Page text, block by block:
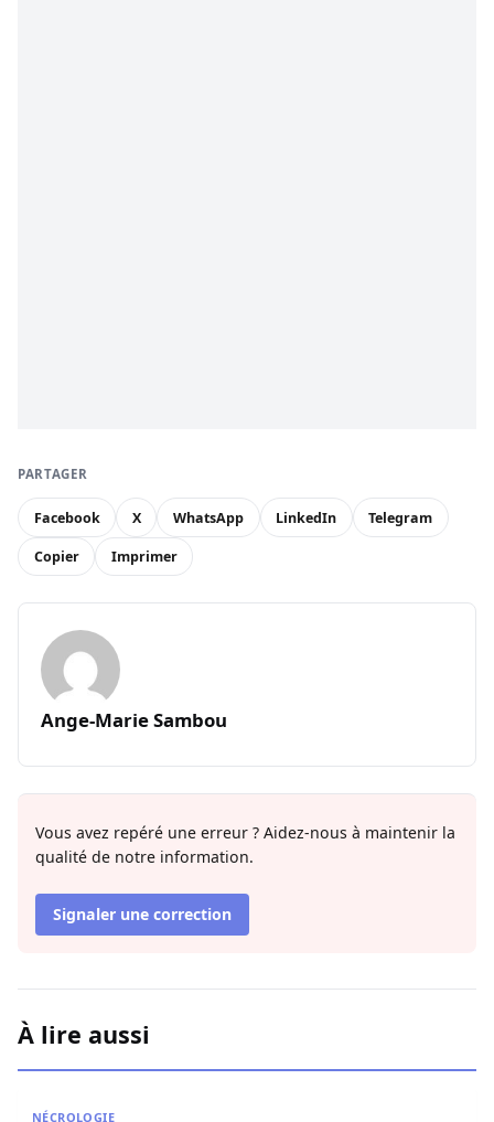
PARTAGER
Facebook X WhatsApp LinkedIn Telegram
Copier Imprimer
Ange-Marie Sambou
Vous avez repéré une erreur ? Aidez-nous à maintenir la
qualité de notre information.
Signaler une correction
À lire aussi
NÉCROLOGIE